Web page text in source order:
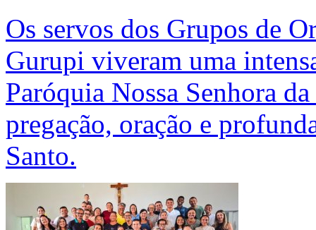
Os servos dos Grupos de
Gurupi viveram uma
Paróquia Nossa Senhora
pregação, oração e
Santo.